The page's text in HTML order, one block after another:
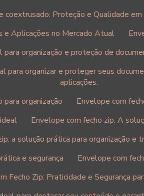
coextrusado: Proteção e Qualidade
e Aplicações no Mercado Atual
organização e proteção de
para organizar e proteger seus
aplicações.
organização
Envelope com
Envelope com fecho zip: A
a solução prática para organização e
e segurança
Envelope com
Fecho Zip: Praticidade e Segurança